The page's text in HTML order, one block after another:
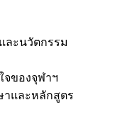
ละนวัตกรรม
จของจุฬาฯ
าและหลักสูตร